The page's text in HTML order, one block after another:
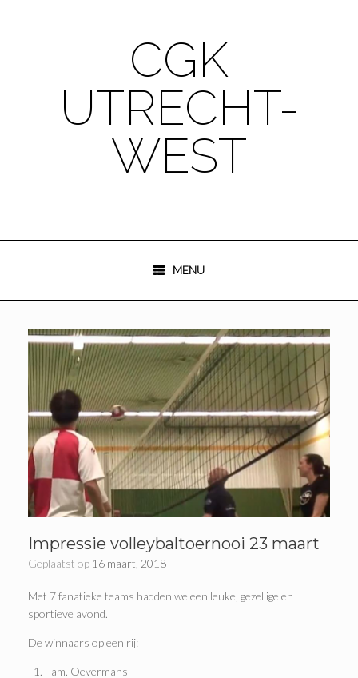
CGK
UTRECHT-
WEST
MENU
Impressie volleybaltoernooi 23 maart
Geplaatst op 16 maart, 2018
Met 7 fanatieke teams hadden we een leuke, gezellige en
sportieve avond.
De winnaars op een rij:
Fam. Oevermans